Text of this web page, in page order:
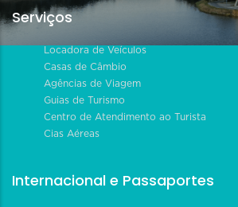
Serviços
Locadora de Veículos
Casas de Câmbio
Agências de Viagem
Guias de Turismo
Centro de Atendimento ao Turista
Cias Aéreas
Internacional e Passaportes